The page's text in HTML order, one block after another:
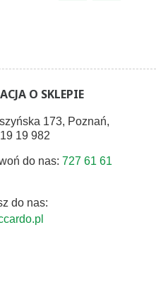
O SKLEPIE
173, Poznań,
19 982
do nas: 727 61 61
do nas: